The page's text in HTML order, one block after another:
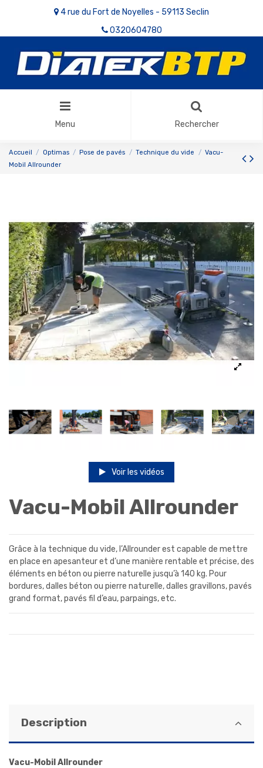
4 rue du Fort de Noyelles - 59113 Seclin
0320604780
Menu Rechercher
Accueil Optimas Pose de pavés Technique du vide
Vacu-
Mobil Allrounder
Voir les vidéos
Vacu-Mobil Allrounder
Grâce à la technique du vide, l’Allrounder est capable de mettre
en place en apesanteur et d’une manière rentable et précise, des
éléments en béton ou pierre naturelle jusqu’à 140 kg. Pour
bordures, dalles béton ou pierre naturelle, dalles gravillons, pavés
grand format, pavés fil d’eau, parpaings, etc.
Description
Vacu-Mobil Allrounder